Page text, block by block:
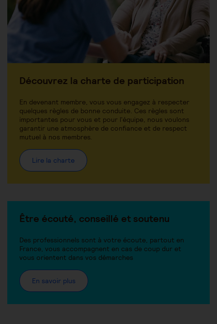
Découvrez la charte de participation
En devenant membre, vous vous engagez à respecter
quelques règles de bonne conduite. Ces règles sont
importantes pour vous et pour l'équipe, nous voulons
garantir une atmosphère de confiance et de respect
mutuel à nos membres.
Lire la charte
Être écouté, conseillé et soutenu
Des professionnels sont à votre écoute, partout en
France, vous accompagnent en cas de coup dur et
vous orientent dans vos démarches
En savoir plus